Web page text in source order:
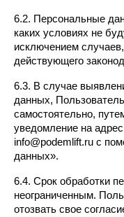
6.2. Персональные
каких условиях не
исключением
действующего
6.3. В случае
данных,
самостоятельно,
уведомление на
info@podemlift.ru с
данных».
6.4. Срок обработки
неограниченным.
отозвать свое